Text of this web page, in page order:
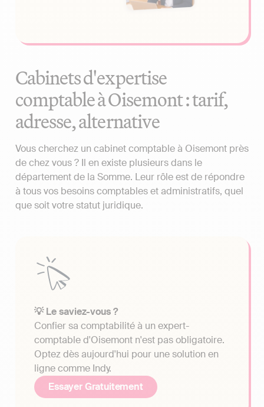
Cabinets d'expertise
comptable à Oisemont : tarif,
adresse, alternative
Vous cherchez un cabinet comptable à Oisemont près
de chez vous ? Il en existe plusieurs dans le
département de la Somme. Leur rôle est de répondre
à tous vos besoins comptables et administratifs, quel
que soit votre statut juridique.
💡 Le saviez-vous ?
Confier sa comptabilité à un expert-
comptable d'Oisemont n'est pas obligatoire.
Optez dès aujourd'hui pour une solution en
ligne comme Indy.
Essayer Gratuitement